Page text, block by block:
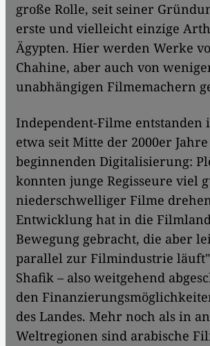
große Rolle, seit seiner
erste und vielleicht einzige
Ägypten. Hier werden Werke
Chahine, aber auch von
unabhängigen Filmemachern
Independent-Filme entstanden
etwa seit Mitte der 2000er
beginnenden Digitalisierung:
konnten junge Regisseure viel
niederschwelliger Filme
Entwicklung hat in die
Bewegung gebracht, die aber
parallel zur Filmindustrie
Shafik – also weitgehend
den
des Landes. Mehr noch als in
Weltregionen sind arabische